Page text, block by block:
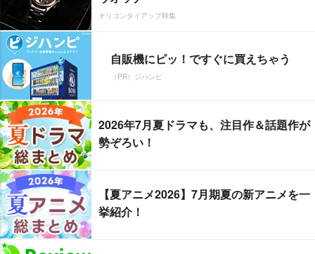
オリコンタイアップ特集
自販機にピッ！ですぐに買えちゃう
（PR）ジハンピ
2026年7月夏ドラマも、注目作＆話題作が
勢ぞろい！
【夏アニメ2026】7月期夏の新アニメを一
挙紹介！